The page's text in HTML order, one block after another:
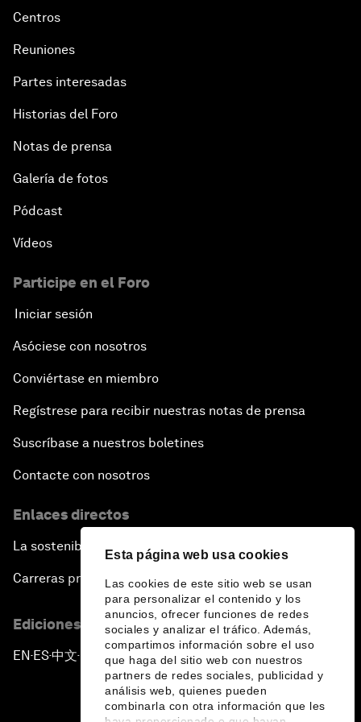
Esta página web usa cookies
Las cookies de este sitio web se usan
para personalizar el contenido y los
anuncios, ofrecer funciones de redes
sociales y analizar el tráfico. Además,
compartimos información sobre el uso
que haga del sitio web con nuestros
partners de redes sociales, publicidad y
análisis web, quienes pueden
combinarla con otra información que les
Centros
Reuniones
Partes interesadas
Historias del Foro
Notas de prensa
Galería de fotos
Pódcast
Vídeos
Participe en el Foro
Iniciar sesión
Asóciese con nosotros
Conviértase en miembro
Regístrese para recibir nuestras notas de prensa
Suscríbase a nuestros boletines
Contacte con nosotros
Enlaces directos
La sostenibilidad en el Foro
Carreras profesionales
Ediciones en otros idiomas
EN ▪ES▪中文▪ 日本語